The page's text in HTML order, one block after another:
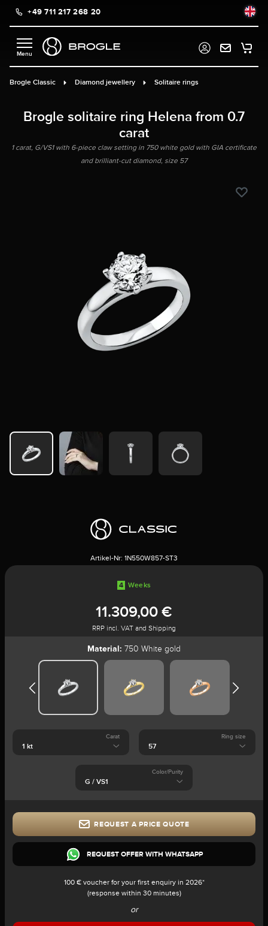
content+49 711 217 268 20
Brogle Classic Diamond jewellery Solitaire rings
Brogle solitaire ring Helena from 0.7
carat
1 carat, G/VS1 with 6-piece claw setting in 750 white gold with GIA certificate
and brilliant-cut diamond, size 57
Artikel-Nr: 1N550W857-ST3
4 Weeks
11.309,00 €
RRP incl. VAT and Shipping
Material: 750 White gold
Carat Ring size
Color/Purity
REQUEST A PRICE QUOTE
REQUEST OFFER WITH WHATSAPP
100 € voucher for your first enquiry in 2026*
(response within 30 minutes)
or